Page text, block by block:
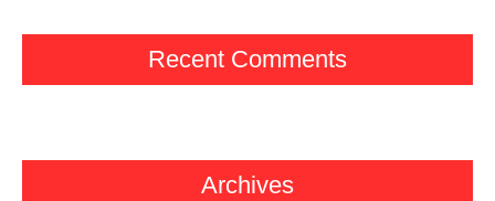
Recent Comments
Archives